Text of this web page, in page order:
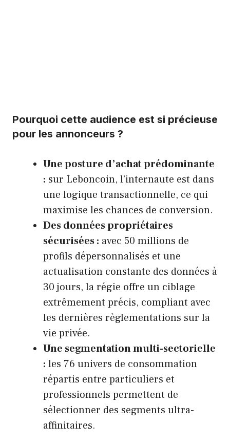
Pourquoi cette audience est si précieuse
pour les annonceurs ?
Une posture d’achat prédominante
: sur Leboncoin, l’internaute est dans
une logique transactionnelle, ce qui
maximise les chances de conversion.
Des données propriétaires
sécurisées : avec 50 millions de
profils dépersonnalisés et une
actualisation constante des données à
30 jours, la régie offre un ciblage
extrêmement précis, compliant avec
les dernières règlementations sur la
vie privée.
Une segmentation multi-sectorielle
: les 76 univers de consommation
répartis entre particuliers et
professionnels permettent de
sélectionner des segments ultra-
affinitaires.